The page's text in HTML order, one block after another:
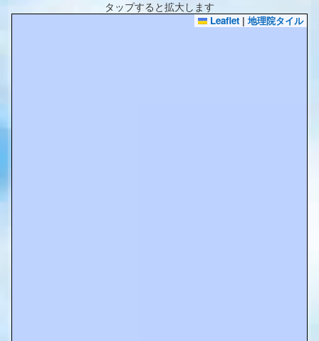
タップすると拡大します
Leaflet | 地理院タイル